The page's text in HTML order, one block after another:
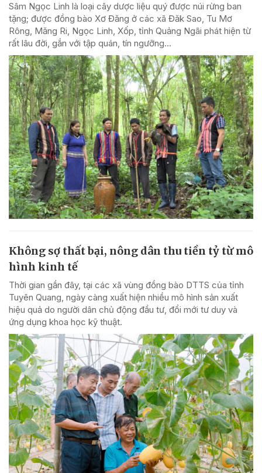
Sâm Ngọc Linh là loại cây dược liệu quý được núi rừng ban
tặng; được đồng bào Xơ Đăng ở các xã Đăk Sao, Tu Mơ
Rông, Măng Ri, Ngọc Linh, Xốp, tỉnh Quảng Ngãi phát hiện từ
rất lâu đời, gắn với tập quán, tín ngưỡng...
Không sợ thất bại, nông dân thu tiền tỷ từ mô
hình kinh tế
Thời gian gần đây, tại các xã vùng đồng bào DTTS của tỉnh
Tuyên Quang, ngày càng xuất hiện nhiều mô hình sản xuất
hiệu quả do người dân chủ động đầu tư, đổi mới tư duy và
ứng dụng khoa học kỹ thuật.